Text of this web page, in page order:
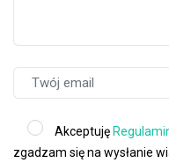
Akceptuję
zgadzam się na wysłanie